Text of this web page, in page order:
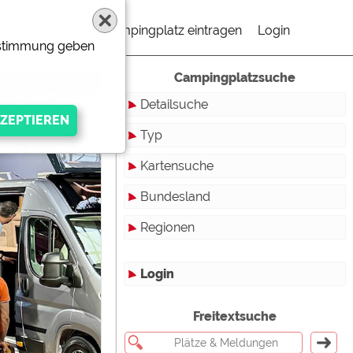
Campingplatz eintragen Login
Campingplatzsuche
Detailsuche
Typ
Touristikstellplätze
Dauerstellplätze
Reisemobilstellplätze
Bungalows
Kartensuche
Bundesland
Baden-Württemberg
Brandenburg
Regionen
Login
Freitextsuche
geben
Anbieters